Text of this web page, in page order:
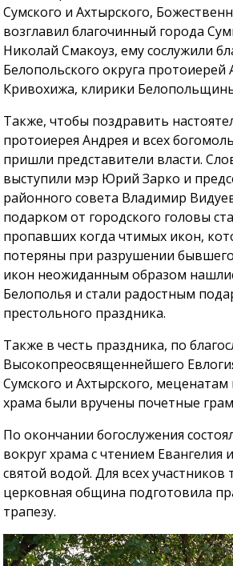
Сумского и Ахтырского,
возглавил благочинный города
Николай Смакоуз, ему сослужили
Белопольского округа протоиерей
Кривохижа, клирики
Также, чтобы поздравить
протоиерея Андрея и всех
пришли представители власти.
выступили мэр Юрий Зарко и
районного совета Владимир
подарком от городского головы
пропавших когда чтимых икон,
потеряны при разрушении
икон неожиданным образом
Белополья и стали радостным
престольного праздника.
Также в честь праздника, по
Высокопреосвященнейшего
Сумского и Ахтырского,
храма были вручены почетные
По окончании богослужения
вокруг храма с чтением Евангелия
святой водой. Для всех участников
церковная община подготовила
трапезу.